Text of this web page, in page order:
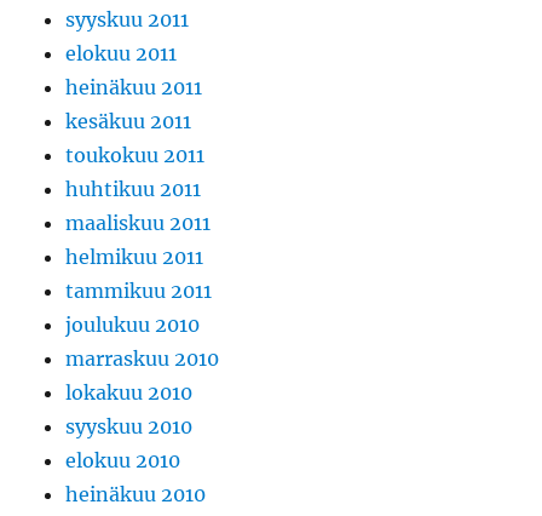
syyskuu 2011
elokuu 2011
heinäkuu 2011
kesäkuu 2011
toukokuu 2011
huhtikuu 2011
maaliskuu 2011
helmikuu 2011
tammikuu 2011
joulukuu 2010
marraskuu 2010
lokakuu 2010
syyskuu 2010
elokuu 2010
heinäkuu 2010